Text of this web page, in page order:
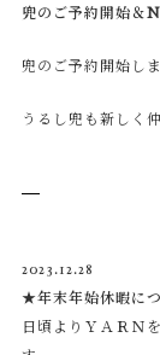
兜のご予約開始＆
兜のご予約開始し
うるし兜も新しく
2023.12.28
★年末年始休暇に
日頃よりＹＡＲＮ